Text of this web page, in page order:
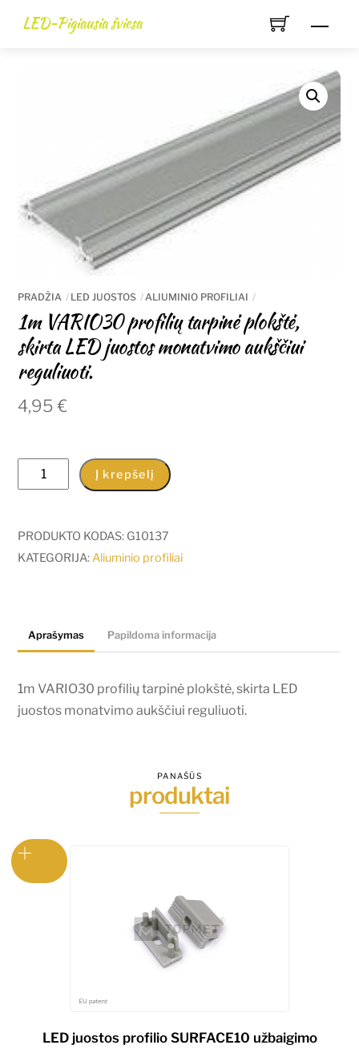
LED-Pigiausia šviesa
PRADŽIA LED JUOSTOS ALIUMINIO PROFILIAI
1m VARIO30 profilių tarpinė plokštė,
skirta LED juostos monatvimo aukščiui
reguliuoti.
4,95€
produkto
kiekis:
VARIO30
profilių
LED
monatvimo
aukščiui
Į krepšelį
PRODUKTO KODAS: G10137
KATEGORIJA:Aliuminio profiliai
Aprašymas Papildoma informacija
1m VARIO30 profilių tarpinė plokštė, skirta LED
juostos monatvimo aukščiui reguliuoti.
PANAŠŪS
produktai
LED juostos profilio SURFACE10 užbaigimo